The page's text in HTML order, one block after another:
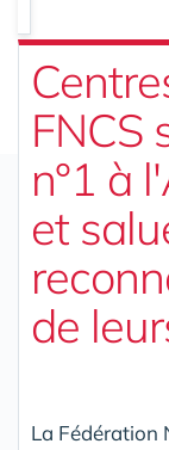
FNCS
n°1 à
et
de
La Fédération